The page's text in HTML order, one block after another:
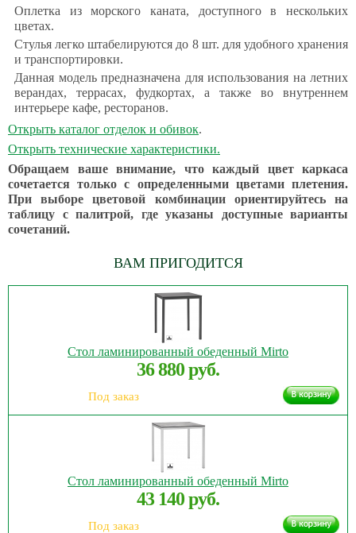
ВАМ ПРИГОДИТСЯ
Стол ламинированный обеденный Mirto
36 880 руб.
Под заказ
Стол ламинированный обеденный Mirto
43 140 руб.
Под заказ
Оплетка из морского каната, доступного в нескольких
цветах.
Стулья легко штабелируются до 8 шт. для удобного хранения
и транспортировки.
Данная модель предназначена для использования на летних
верандах, террасах, фудкортах, а также во внутреннем
интерьере кафе, ресторанов.
Открыть каталог отделок и обивок.
Открыть технические характеристики.
Обращаем ваше внимание, что каждый цвет каркаса
сочетается только с определенными цветами плетения.
При выборе цветовой комбинации ориентируйтесь на
таблицу с палитрой, где указаны доступные варианты
сочетаний.